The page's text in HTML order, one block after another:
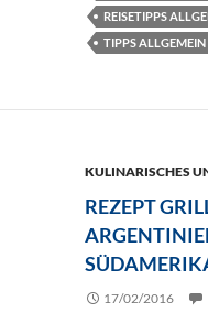
REISETIPPS
TIPPS
KULINARISCHES
REZEPT
17/02/2016